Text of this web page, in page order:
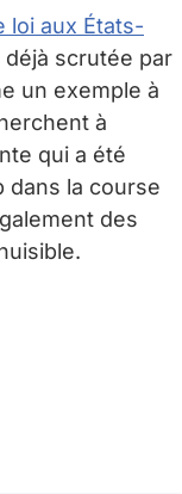
loi aux États-
déjà scrutée par
un exemple à
à
qui a été
dans la course
des